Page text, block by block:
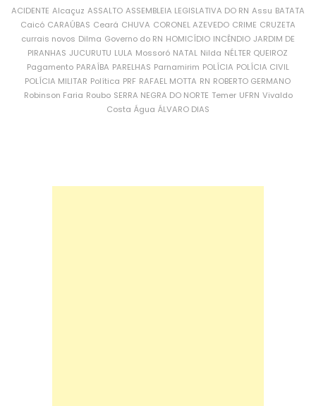
ACIDENTE Alcaçuz ASSALTO ASSEMBLEIA LEGISLATIVA DO RN Assu BATATA
Caicó CARAÚBAS Ceará CHUVA CORONEL AZEVEDO CRIME CRUZETA
currais novos Dilma Governo do RN HOMICÍDIO INCÊNDIO JARDIM DE
PIRANHAS JUCURUTU LULA Mossoró NATAL Nilda NÉLTER QUEIROZ
Pagamento PARAÍBA PARELHAS Parnamirim POLÍCIA POLÍCIA CIVIL
POLÍCIA MILITAR Política PRF RAFAEL MOTTA RN ROBERTO GERMANO
Robinson Faria Roubo SERRA NEGRA DO NORTE Temer UFRN Vivaldo
Costa Água ÁLVARO DIAS